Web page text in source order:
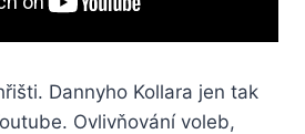
Dannyho Kollara jen tak
Ovlivňování voleb,